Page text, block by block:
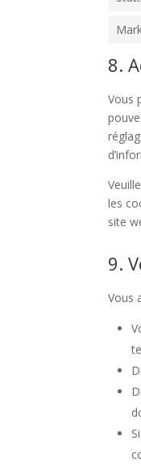
8.
Vous
les
site
9.
Vous